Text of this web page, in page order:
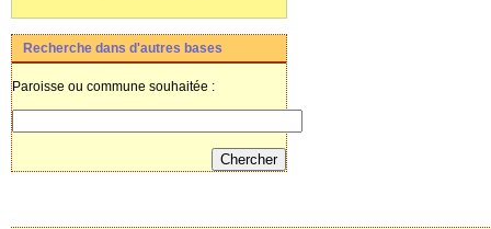
Recherche dans d'autres bases
Paroisse ou commune souhaitée :